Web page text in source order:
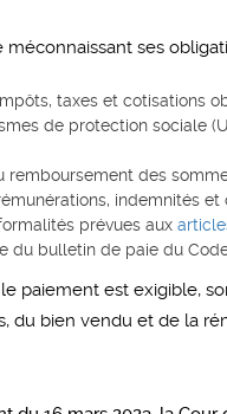
méconnaissant ses
taxes et cotisations
de protection sociale
remboursement des
indemnités
prévues aux
du bulletin de paie du
paiement est exigible,
du bien vendu et de la